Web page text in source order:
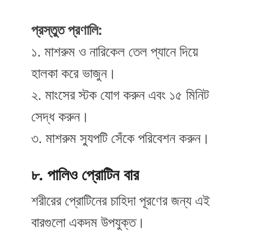
প্রস্তুত প্রণালি:
১. মাশরুম ও নারিকেল তেল প্যানে দিয়ে
হালকা করে ভাজুন।
২. মাংসের স্টক যোগ করুন এবং ১৫ মিনিট
সেদ্ধ করুন।
৩. মাশরুম স্যুপটি সেঁকে পরিবেশন করুন।
৮. পালিও প্রোটিন বার
শরীরের প্রোটিনের চাহিদা পূরণের জন্য এই
বারগুলো একদম উপযুক্ত।